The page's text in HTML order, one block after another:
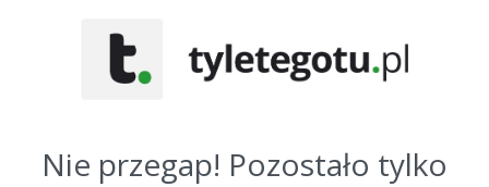
Nie przegap! Pozostało tylko